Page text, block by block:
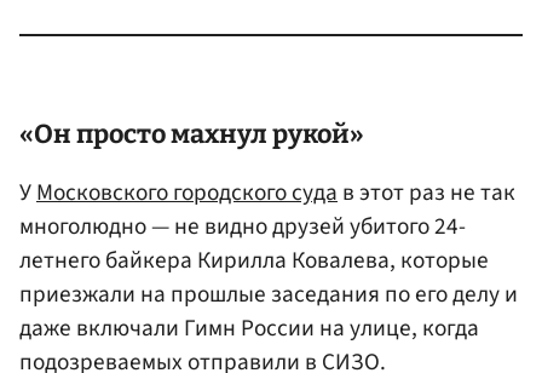
«Он просто махнул рукой»
УМосковского городского судав этот раз не так
многолюдно — не видно друзей убитого 24-
летнего байкера Кирилла Ковалева, которые
приезжали на прошлые заседания по его делу и
даже включали Гимн России на улице, когда
подозреваемых отправили в СИЗО.